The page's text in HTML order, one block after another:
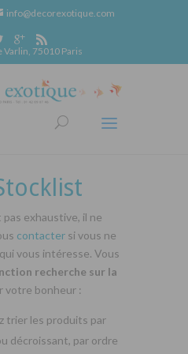
info@decorexotique.com
Varlin, 75010 Paris
exhaustive, il ne
contacter si vous ne
vous intéresse. Vous
recherche sur la
votre bonheur :
trier les produits par
décroissant, par ordre